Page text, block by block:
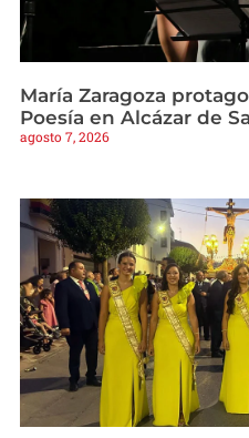
María Zaragoza
Poesía en Alcázar de
agosto 7, 2026